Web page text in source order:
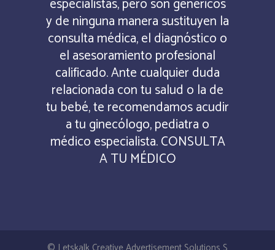
especialistas, pero son genéricos
y de ninguna manera sustituyen la
consulta médica, el diagnóstico o
el asesoramiento profesional
calificado. Ante cualquier duda
relacionada con tu salud o la de
tu bebé, te recomendamos acudir
a tu ginecólogo, pediatra o
médico especialista. CONSULTA
A TU MÉDICO